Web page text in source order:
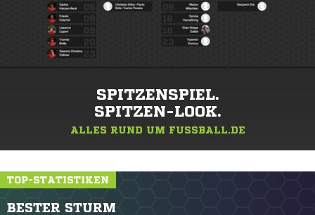
SPITZENSPIEL.
SPITZEN-LOOK.
ALLES RUND UM FUSSBALL.DE
TOP-STATISTIKEN
BESTER STURM